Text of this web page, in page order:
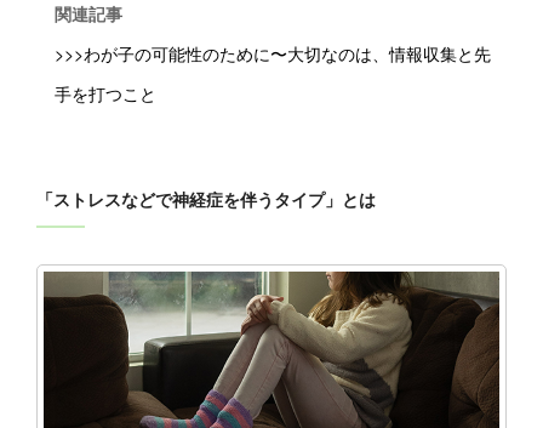
関連記事
>>>わが子の可能性のために〜大切なのは、情報収集と先
手を打つこと
「ストレスなどで神経症を伴うタイプ」とは